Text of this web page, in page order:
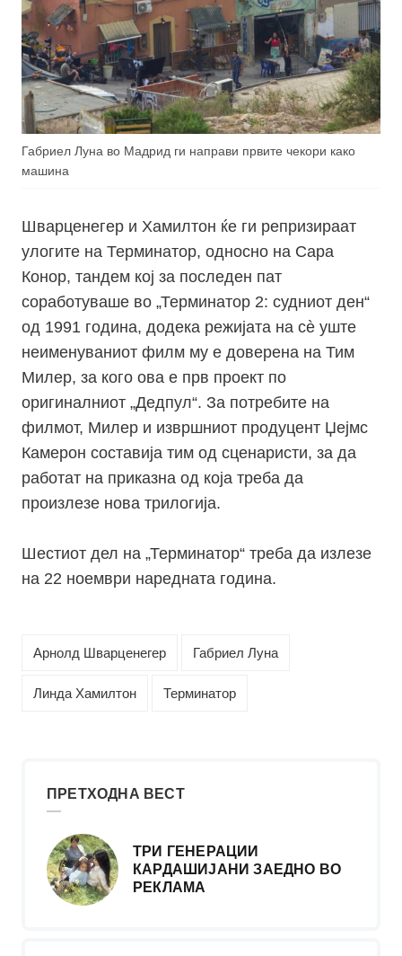
Габриел Луна во Мадрид ги направи првите чекори како
машина
Шварценегер и Хамилтон ќе ги репризираат
улогите на Терминатор, односно на Сара
Конор, тандем кој за последен пат
соработуваше во „Терминатор 2: судниот ден“
од 1991 година, додека режијата на сè уште
неименуваниот филм му е доверена на Тим
Милер, за кого ова е прв проект по
оригиналниот „Дедпул“. За потребите на
филмот, Милер и извршниот продуцент Џејмс
Камерон составија тим од сценаристи, за да
работат на приказна од која треба да
произлезе нова трилогија.
Шестиот дел на „Терминатор“ треба да излезе
на 22 ноември наредната година.
Арнолд Шварценегер Габриел Луна
Линда Хамилтон Терминатор
ПРЕТХОДНА ВЕСТ
ТРИ ГЕНЕРАЦИИ
КАРДАШИЈАНИ ЗАЕДНО ВО
РЕКЛАМА